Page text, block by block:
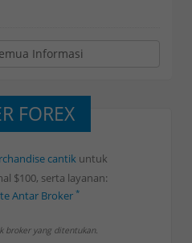
Informasi
FOREX
cantik untuk
$100, serta layanan:
Antar Broker*
Harian
Lokal*
broker yang ditentukan.